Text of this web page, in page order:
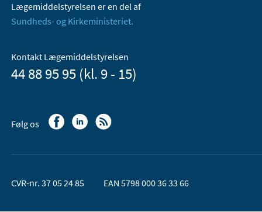
Lægemiddelstyrelsen er en del af
Sundheds- og Kirkeministeriet.
Kontakt Lægemiddelstyrelsen
44 88 95 95 (kl. 9 - 15)
Følg os
CVR-nr. 37 05 24 85 EAN 5798 000 36 33 66